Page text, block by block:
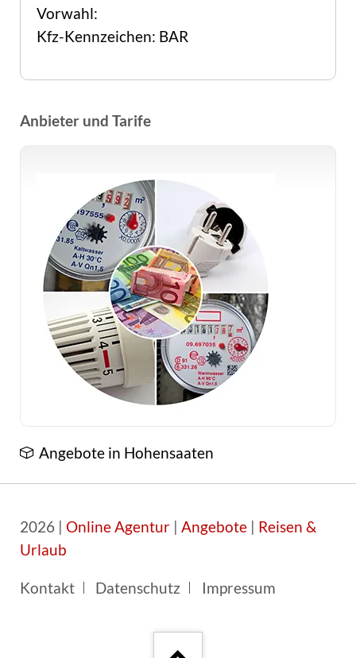
Vorwahl:
Kfz-Kennzeichen: BAR
Anbieter und Tarife
Angebote in Hohensaaten
2026 | Online Agentur| Angebote| Reisen &
Urlaub
Navigation
Kontakt Datenschutz Impressum